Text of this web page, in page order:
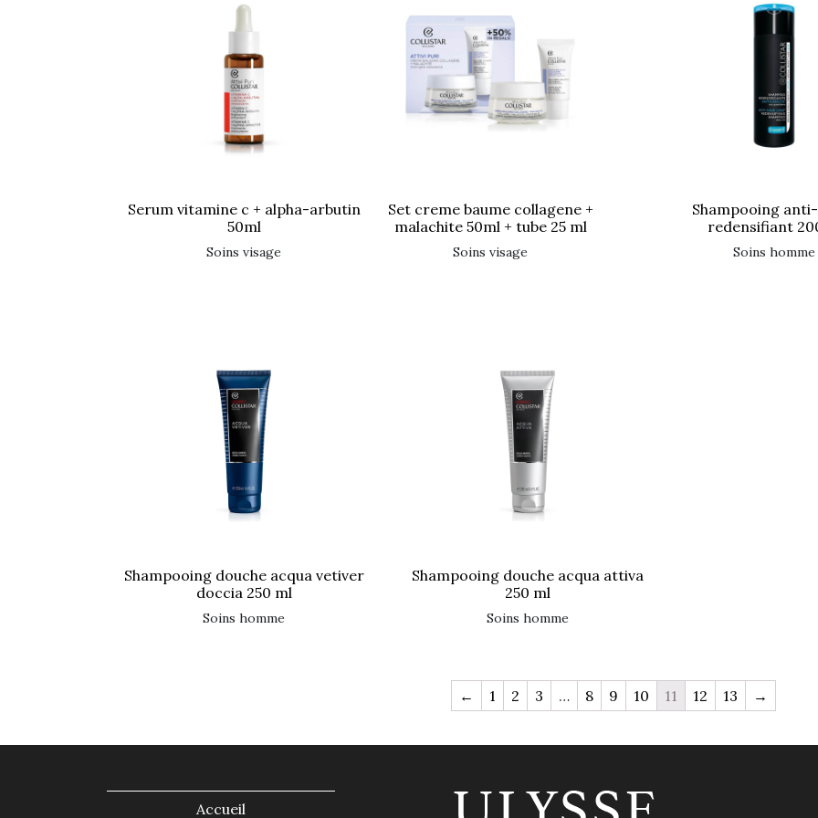
serum vitamine c + alpha-arbutin
50ml
soins visage
set creme baume collagene +
malachite 50ml + tube 25 ml
soins visage
shampooing anti-chute
redensifiant
soins homme
shampooing douche acqua vetiver
doccia 250 ml
soins homme
shampooing douche acqua attiva
250 ml
soins homme
← 1 2 3 … 8 9 10 11 12 13 →
Accueil